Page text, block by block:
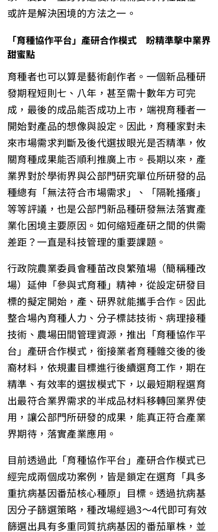
或許是解決困境的方法之一。
「育種協作平台」產研合作模式 盼精準擊中業界
甜蜜點
育種者也可以算是藝術創作者。一個新品種研
發期程短則七、八年，甚至需十數年方可完
成，最後的成品能否成功上市，端視育種者一
開始對產品的想像與設定。因此，育種家對未
來市場需求判斷及後代選拔眼光是否精準，攸
關育種成果能否順利推廣上市。長期以來，產
業界對於學術界與公部門研究單位所研發的品
種總有「無法符合市場需求」、「隔靴搔癢」
等等評議，也是公部門新品種研發無法落實產
業化困境主要原因。如何縮短產研之間的供需
差距？一直是科技管理的重要課題。
行政院農業委員會種苗改良繁殖場（簡稱種改
場）延伸「參與式育種」精神，從設定研發目
標的擬定開始，產、研界就能攜手合作。因此
整合場內育種人力、分子標誌技術、病理接種
技術、農場田間管理資源，推出「育種協作平
台」產研合作模式，銜接業者育種雜交後的後
裔材料，依規畫目標進行後續選育工作，期在
精準、有效率的選拔模式下，以最短期程選育
出最符合業界需求的半成品材料移轉回業界使
用，讓公部門所研發的成果，能真正符合產業
界期待，落實產業應用。
目前透過此「育種協作平台」產研合作模式已
經完成兩個成功案例，皆是鎖定在選育「具多
重抗病基因番茄核心種原」目標。透過抗病基
因分子篩選策略，種改場經過3～4代即可有效
篩選出具有多重同質抗病基因的番茄單株，並